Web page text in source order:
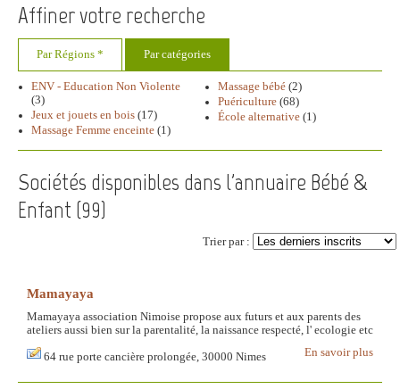
Affiner votre recherche
Par Régions * Par catégories
ENV - Education Non Violente
(3)
Jeux et jouets en bois (17)
Massage Femme enceinte (1)
Massage bébé (2)
Puériculture(68)
École alternative(1)
Sociétés disponibles dans l'annuaire Bébé &
Enfant (99)
Trier par :
Mamayaya
Mamayaya association Nimoise propose aux futurs et aux parents des
ateliers aussi bien sur la parentalité, la naissance respecté, l' ecologie etc
En savoir plus
64 rue porte cancière prolongée, 30000 Nimes